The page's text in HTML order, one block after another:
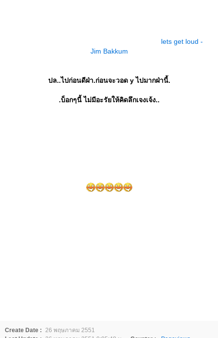
lets get loud -
Jim Bakkum
ปล..ไปก่อนดีฝ่า.ก่อนจะวอด y ไปมากฝ่านี้.
.บ็อกๆนี้ ไม่มีอะรัยให้คิดลึกเจงเจ้ง..
Create Date : 26 พฤษภาคม 2551